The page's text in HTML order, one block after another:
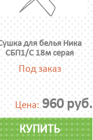
для белья Ника
СБП1/С 18м серая
Под заказ
Цена: 960 руб.
КУПИТЬ